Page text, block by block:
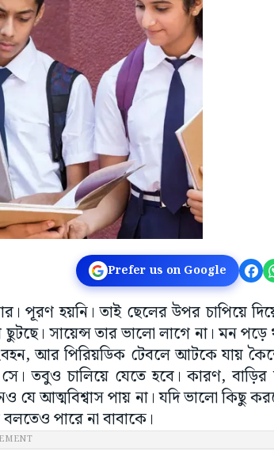
Prefer us on Google
পূরণ হয়নি। তাই ছেলের উপর চাপিয়ে
সায়েন্স তার ভালো লাগে না। মন পড়ে
আর পিরিয়ডিক টেবলে আটকে যায়
তবুও চালিয়ে যেতে হবে। কারণ, বাড়ির
যে আত্মবিশ্বাস পায় না। যদি ভালো কিছু
পারে না বাবাকে।